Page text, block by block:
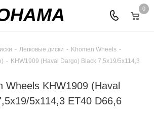
0
- Легковые диски - Khomen Wheels -
- KHW1909 (Haval Dargo) Black 7,5x19/5x114,3
Wheels KHW1909 (Haval
5x114,3 ET40 D66,6